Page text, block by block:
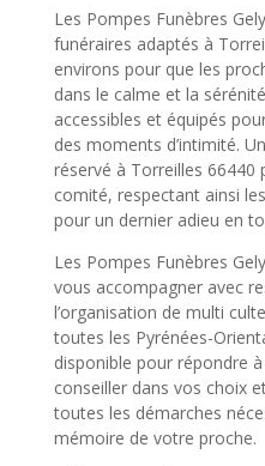
Les Pompes Funèbres
funéraires adaptés à
environs pour que les
dans le calme et la
accessibles et équipés
des moments d’intimité. Un
réservé à Torreilles 66440
comité, respectant ainsi
pour un dernier adieu en
Les Pompes Funèbres
vous accompagner avec
l’organisation de multi
toutes les Pyrénées-
disponible pour répondre
conseiller dans vos choix
toutes les démarches
mémoire de votre proche.